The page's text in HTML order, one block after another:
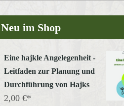
Neu im Shop
Eine hajkle Angelegenheit -
Leitfaden zur Planung und
Durchführung von Hajks
2,00 €